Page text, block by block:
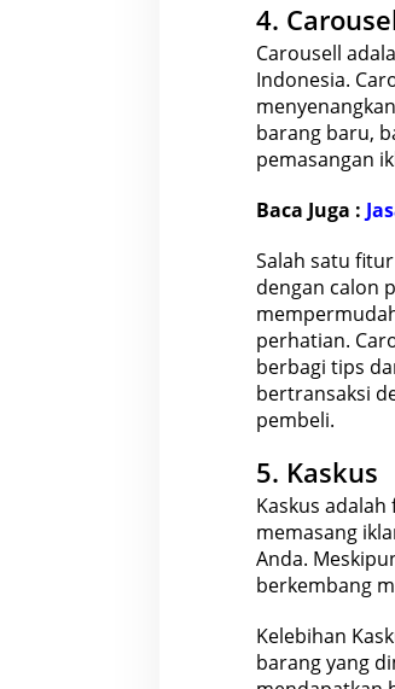
4.
Carousell
Indonesia.
barang baru,
pemasangan
Baca Juga :
Salah satu
dengan calon
perhatian.
berbagi tips
bertransaksi
pembeli.
5. Kaskus
Kaskus
memasang
Anda.
berkembang
Kelebihan
barang yang